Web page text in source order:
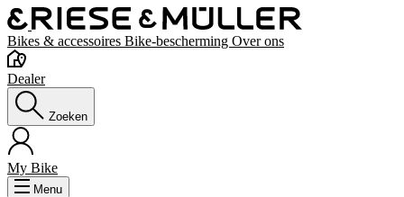
Bikes & accessoires Bike-bescherming Over ons
Dealer
Zoeken
My Bike
Menu